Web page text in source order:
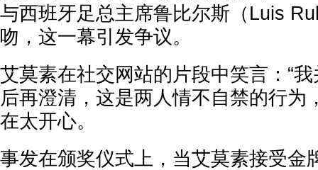
与西班牙足总主席鲁比尔斯（Luis
吻，这一幕引发争议。
艾莫素在社交网站的片段中笑言：“
后再澄清，这是两人情不自禁的行为
在太开心。
事发在颁奖仪式上，当艾莫素接受金